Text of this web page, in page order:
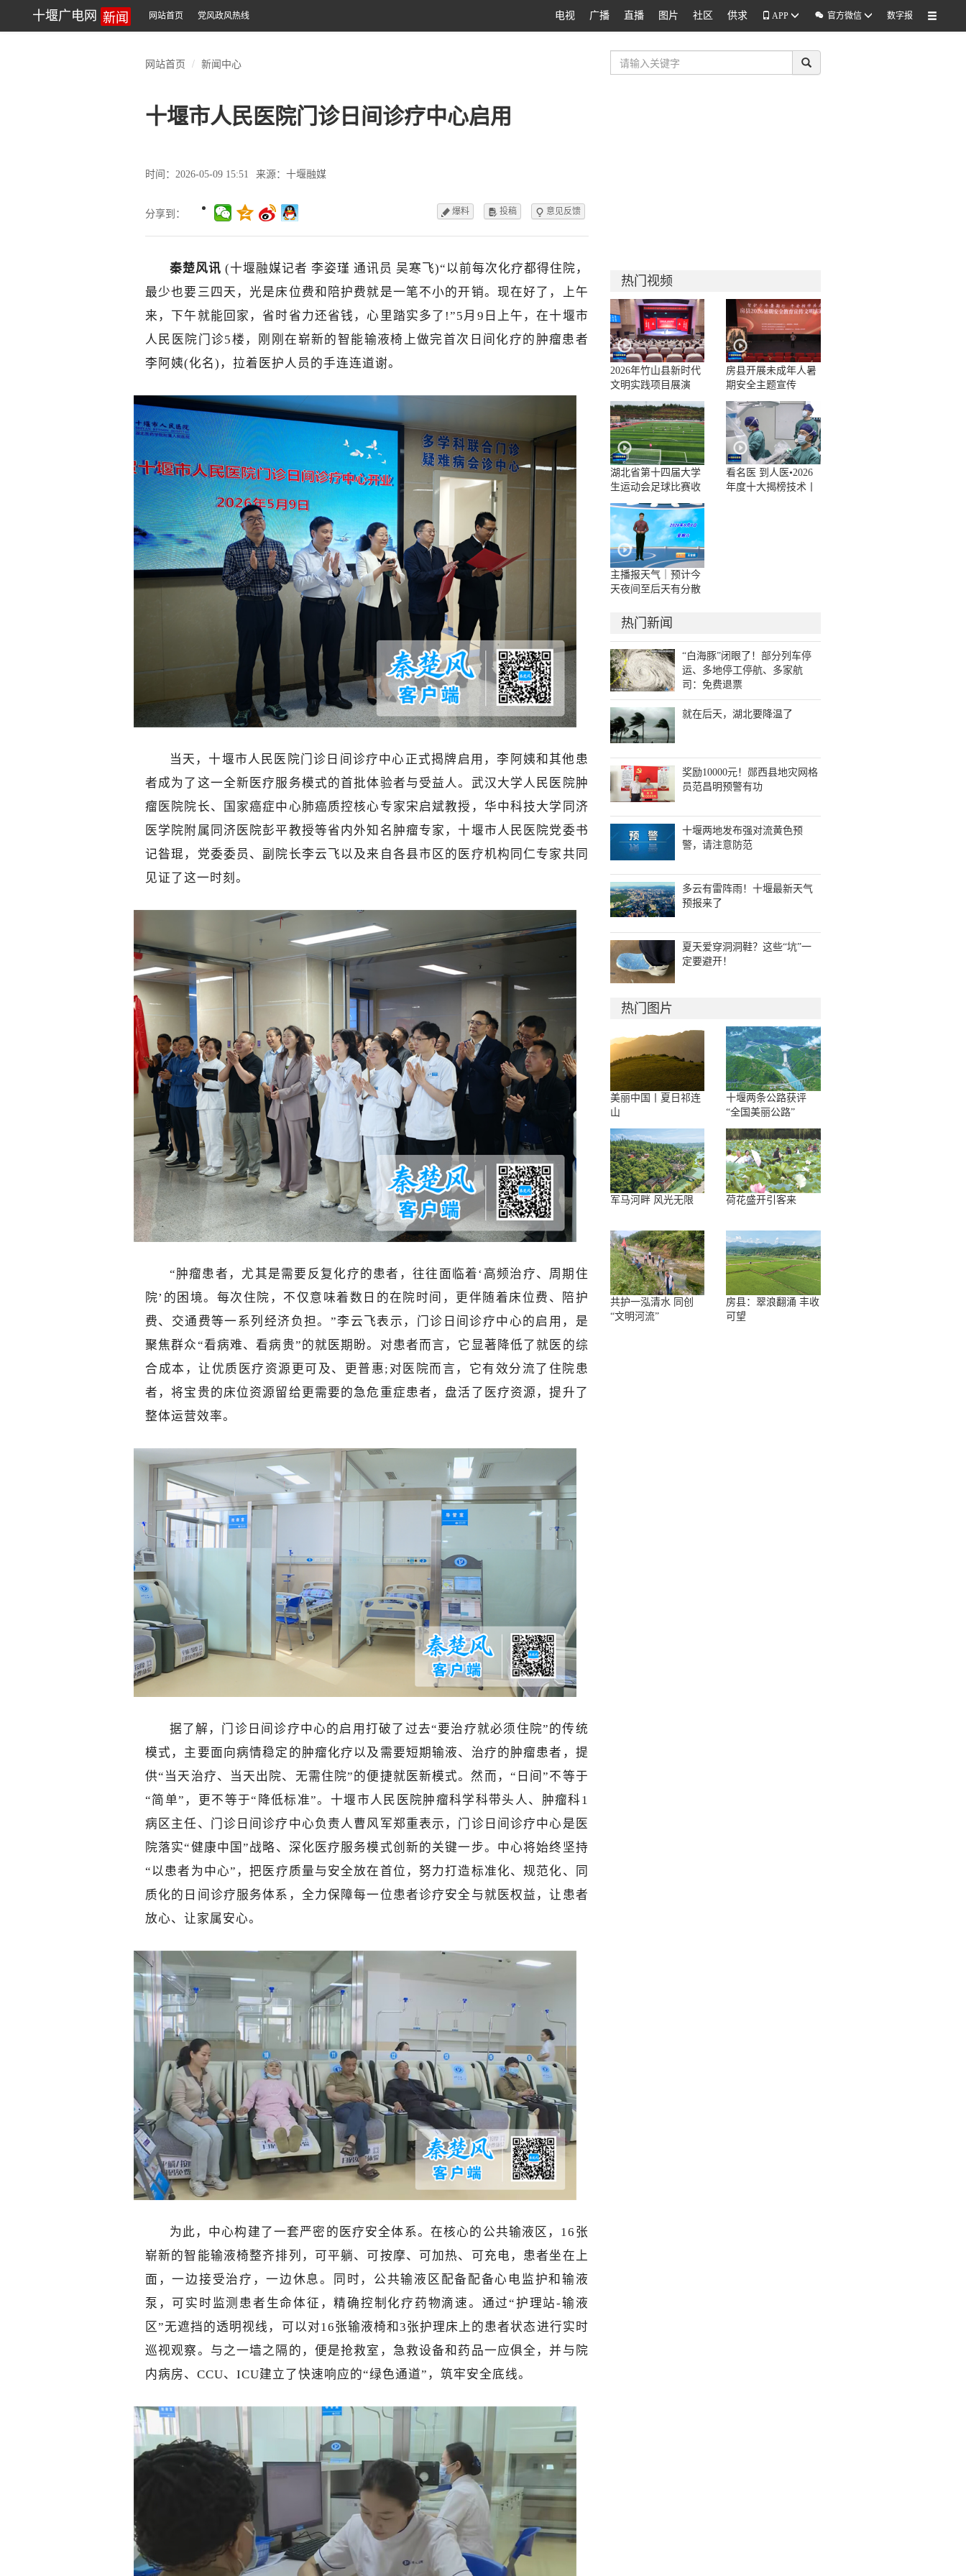
十堰广电网 新闻 网站首页 党风政风热线 电视 广播 直播 图片 社区 供求 APP  官方微信 数字报
网站首页 新闻中心
十堰市人民医院门诊日间诊疗中心启用
时间：2026-05-09 15:51 来源：十堰融媒
分享到： 爆料  投稿  意见反馈
秦楚风讯 (十堰融媒记者 李姿瑾 通讯员 吴寒飞)“以前每次化疗都得住院，
最少也要三四天，光是床位费和陪护费就是一笔不小的开销。现在好了，上午
来，下午就能回家，省时省力还省钱，心里踏实多了!”5月9日上午，在十堰市
人民医院门诊5楼，刚刚在崭新的智能输液椅上做完首次日间化疗的肿瘤患者
李阿姨(化名)，拉着医护人员的手连连道谢。
当天，十堰市人民医院门诊日间诊疗中心正式揭牌启用，李阿姨和其他患
者成为了这一全新医疗服务模式的首批体验者与受益人。武汉大学人民医院肿
瘤医院院长、国家癌症中心肺癌质控核心专家宋启斌教授，华中科技大学同济
医学院附属同济医院彭平教授等省内外知名肿瘤专家，十堰市人民医院党委书
记昝琨，党委委员、副院长李云飞以及来自各县市区的医疗机构同仁专家共同
见证了这一时刻。
“肿瘤患者，尤其是需要反复化疗的患者，往往面临着‘高频治疗、周期住
院’的困境。每次住院，不仅意味着数日的在院时间，更伴随着床位费、陪护
费、交通费等一系列经济负担。”李云飞表示，门诊日间诊疗中心的启用，是
聚焦群众“看病难、看病贵”的就医期盼。对患者而言，它显著降低了就医的综
合成本，让优质医疗资源更可及、更普惠;对医院而言，它有效分流了住院患
者，将宝贵的床位资源留给更需要的急危重症患者，盘活了医疗资源，提升了
整体运营效率。
据了解，门诊日间诊疗中心的启用打破了过去“要治疗就必须住院”的传统
模式，主要面向病情稳定的肿瘤化疗以及需要短期输液、治疗的肿瘤患者，提
供“当天治疗、当天出院、无需住院”的便捷就医新模式。然而，“日间”不等于
“简单”，更不等于“降低标准”。十堰市人民医院肿瘤科学科带头人、肿瘤科1
病区主任、门诊日间诊疗中心负责人曹风军郑重表示，门诊日间诊疗中心是医
院落实“健康中国”战略、深化医疗服务模式创新的关键一步。中心将始终坚持
“以患者为中心”，把医疗质量与安全放在首位，努力打造标准化、规范化、同
质化的日间诊疗服务体系，全力保障每一位患者诊疗安全与就医权益，让患者
放心、让家属安心。
为此，中心构建了一套严密的医疗安全体系。在核心的公共输液区，16张
崭新的智能输液椅整齐排列，可平躺、可按摩、可加热、可充电，患者坐在上
面，一边接受治疗，一边休息。同时，公共输液区配备配备心电监护和输液
泵，可实时监测患者生命体征，精确控制化疗药物滴速。通过“护理站-输液
区”无遮挡的透明视线，可以对16张输液椅和3张护理床上的患者状态进行实时
巡视观察。与之一墙之隔的，便是抢救室，急救设备和药品一应俱全，并与院
内病房、CCU、ICU建立了快速响应的“绿色通道”，筑牢安全底线。
热门视频
2026年竹山县新时代
文明实践项目展演
（决赛）举行
房县开展未成年人暑
期安全主题宣传
湖北省第十四届大学
生运动会足球比赛收
官
看名医 到人医•2026
年度十大揭榜技术丨
主播报天气｜预计今
天夜间至后天有分散
热门新闻
“白海豚”闭眼了！部分列车停
运、多地停工停航、多家航
司：免费退票
就在后天，湖北要降温了
奖励10000元！郧西县地灾网格
员范昌明预警有功
十堰两地发布强对流黄色预
警，请注意防范
多云有雷阵雨！十堰最新天气
预报来了
夏天爱穿洞洞鞋？这些“坑”一
定要避开！
热门图片
美丽中国丨夏日祁连
山
十堰两条公路获评
“全国美丽公路”
军马河畔 风光无限 荷花盛开引客来
共护一泓清水 同创
“文明河流”
房县：翠浪翻涌 丰收
可望